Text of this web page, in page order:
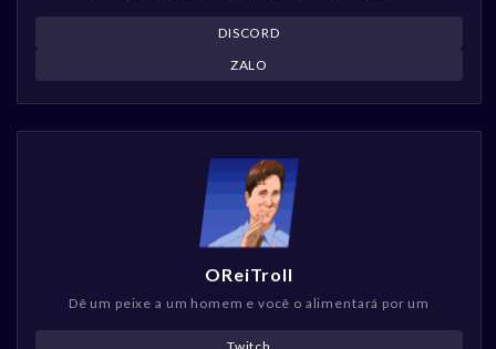
DISCORD
ZALO
OReiTroll
Dê um peixe a um homem e você o alimentará por um